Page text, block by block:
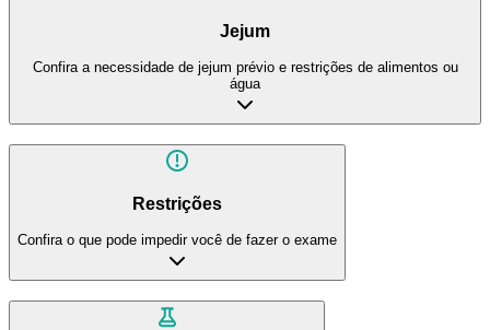
Jejum
Confira a necessidade de jejum prévio e restrições de alimentos ou
água
Restrições
Confira o que pode impedir você de fazer o exame